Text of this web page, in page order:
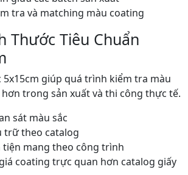
tra và matching màu coating
Thước Tiêu Chuẩn
5x15cm giúp quá trình kiểm tra màu
trong sản xuất và thi công thực tế.
sát màu sắc
trữ theo catalog
tiện mang theo công trình
coating trực quan hơn catalog giấy